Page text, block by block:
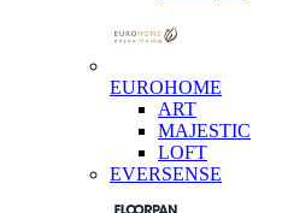
EUROHOME
ART
MAJESTIC
LOFT
EVERSENSE